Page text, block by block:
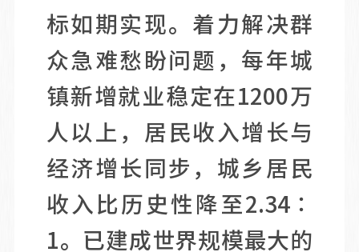
标如期实现。着力解决群
众急难愁盼问题，每年城
镇新增就业稳定在1200万
人以上，居民收入增长与
经济增长同步，城乡居民
收入比历史性降至2.34∶
1。已建成世界规模最大的